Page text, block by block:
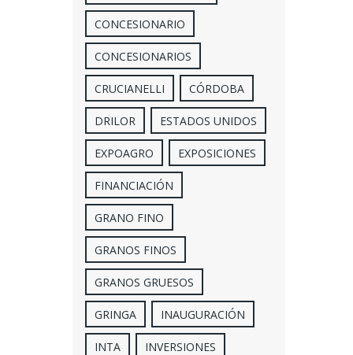
CONCESIONARIO
CONCESIONARIOS
CRUCIANELLI CÓRDOBA
DRILOR ESTADOS UNIDOS
EXPOAGRO EXPOSICIONES
FINANCIACIÓN
GRANO FINO
GRANOS FINOS
GRANOS GRUESOS
GRINGA INAUGURACIÓN
INTA INVERSIONES